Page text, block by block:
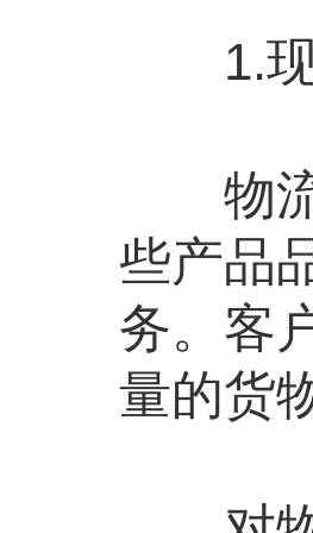
1.现
物流
些产品
务。客
量的货